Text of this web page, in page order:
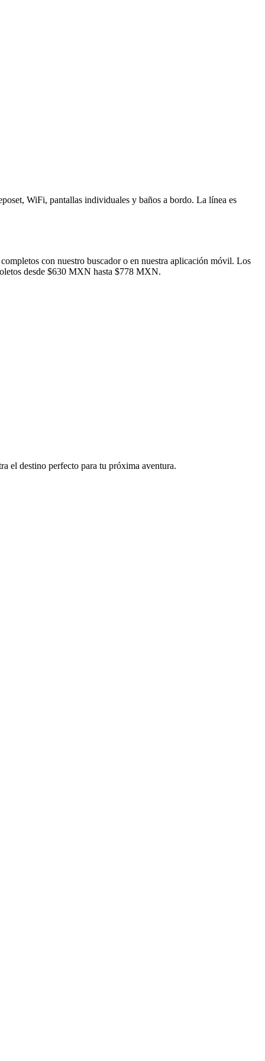
WiFi, pantallas individuales y baños a bordo. La línea es
con nuestro buscador o en nuestra aplicación móvil. Los
desde $630 MXN hasta $778 MXN.
el destino perfecto para tu próxima aventura.